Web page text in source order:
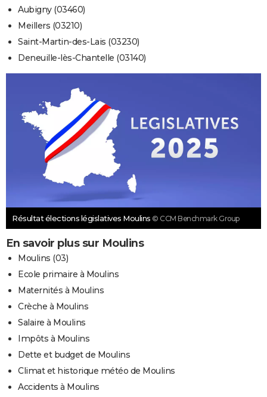
Aubigny (03460)
Meillers (03210)
Saint-Martin-des-Lais (03230)
Deneuille-lès-Chantelle (03140)
Résultat élections législatives Moulins © CCM Benchmark Group
En savoir plus sur Moulins
Moulins (03)
Ecole primaire à Moulins
Maternités à Moulins
Crèche à Moulins
Salaire à Moulins
Impôts à Moulins
Dette et budget de Moulins
Climat et historique météo de Moulins
Accidents à Moulins